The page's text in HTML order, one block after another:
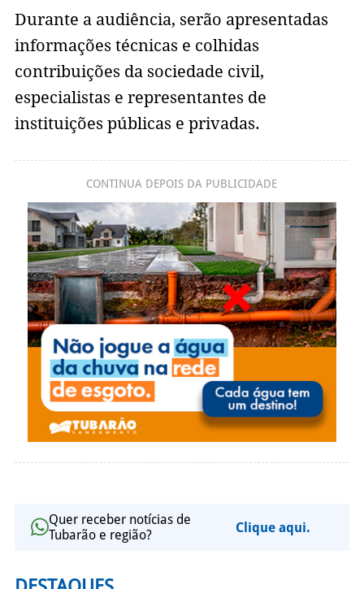
Durante a audiência, serão apresentadas
informações técnicas e colhidas
contribuições da sociedade civil,
especialistas e representantes de
instituições públicas e privadas.
CONTINUA DEPOIS DA PUBLICIDADE
Quer receber notícias de
Tubarão e região?
Clique aqui.